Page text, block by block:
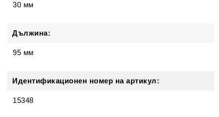
30 мм
Дължина:
95 мм
Идентификационен номер на артикул:
15348